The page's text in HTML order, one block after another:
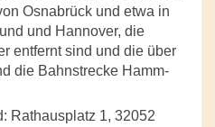
Osnabrück und etwa in
und Hannover, die
entfernt sind und die über
die Bahnstrecke Hamm-
Rathausplatz 1, 32052